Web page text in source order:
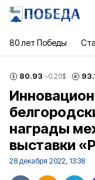
80 лет Победы
80.93 -0.20$
награды
выставки
28 декабря 2022, 13:38